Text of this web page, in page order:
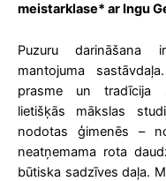
meistarklase* ar Ingu
Puzuru darināšana
mantojuma
prasme un tradīcija
lietišķās mākslas
nodotas ģimenēs –
neatņemama rota
būtiska sadzīves daļa.